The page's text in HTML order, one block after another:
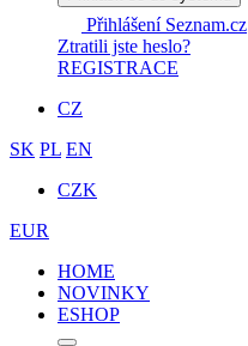
Přihlášení Seznam.cz
Ztratili jste heslo?
REGISTRACE
CZ
SK PL EN
CZK
EUR
HOME
NOVINKY
ESHOP